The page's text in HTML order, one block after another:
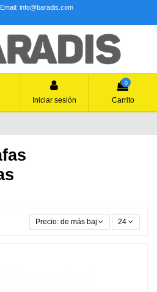
Email: info@baradis.com
Iniciar sesión
0
Carrito
Precio: de más bajo a más alto
24